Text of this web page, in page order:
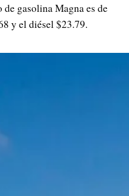
gasolina Magna es de
y el diésel $23.79.